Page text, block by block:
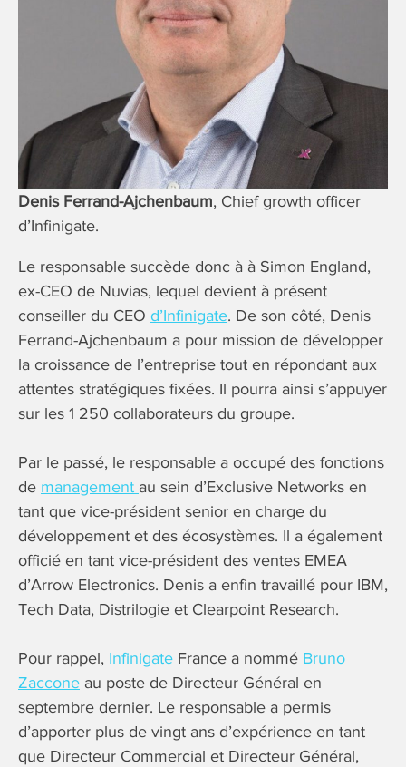
Denis Ferrand-Ajchenbaum, Chief growth officer
d’Infinigate.
Le responsable succède donc à à Simon England,
ex-CEO de Nuvias, lequel devient à présent
conseiller du CEO d’Infinigate. De son côté, Denis
Ferrand-Ajchenbaum a pour mission de développer
la croissance de l’entreprise tout en répondant aux
attentes stratégiques fixées. Il pourra ainsi s’appuyer
sur les 1 250 collaborateurs du groupe.
Par le passé, le responsable a occupé des fonctions
de management au sein d’Exclusive Networks en
tant que vice-président senior en charge du
développement et des écosystèmes. Il a également
officié en tant vice-président des ventes EMEA
d’Arrow Electronics. Denis a enfin travaillé pour IBM,
Tech Data, Distrilogie et Clearpoint Research.
Pour rappel, Infinigate France a nommé Bruno
Zaccone au poste de Directeur Général en
septembre dernier. Le responsable a permis
d’apporter plus de vingt ans d’expérience en tant
que Directeur Commercial et Directeur Général,